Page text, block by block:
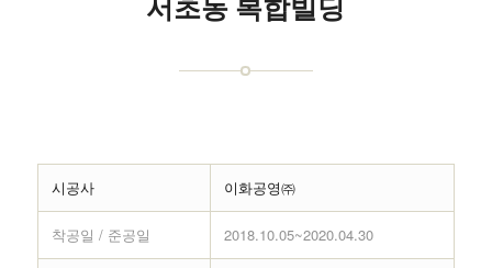
서초동 복합빌딩
시공사 이화공영㈜
착공일 / 준공일 2018.10.05~2020.04.30